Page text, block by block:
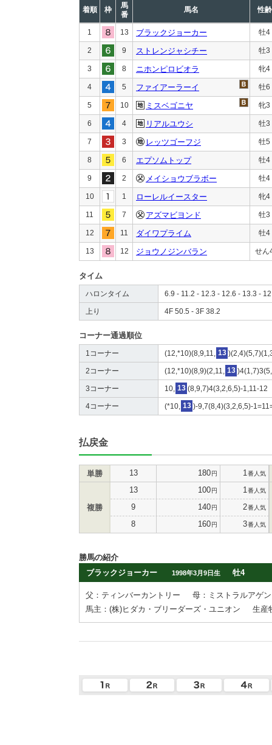
着順 枠
馬
番
馬名 性齢
1 13 ブラックジョーカー 牡4
2 9 ストレンジャシチー 牡3
3 8 ニホンピロビオラ 牝4
4 5 ファイアーラーイ 牡6
5 10 ミスベゴニヤ 牝3
6 4 リアルユウシ 牡3
7 3 レッツゴーフジ 牡5
8 6 エプソムトップ 牡4
9 2 メイショウブラボー 牡4
10 1 ローレルイースター 牝4
11 7 アズマビヨンド 牡3
12 11 ダイワプライム 牡4
13 12 ジョウノジンバラン せん
タイム
ハロンタイム 6.9 - 11.2 - 12.3 - 12.6 - 13.3 -
上り 4F 50.5 - 3F 38.2
コーナー通過順位
1コーナー (12,*10)(8,9,11, 13
2コーナー (12,*10)(8,9)(2,11, 13
3コーナー 10, 13 (8,9,7)4(3,2,6,5)-1,11-12
4コーナー (*10, 13 )-9,7(8,4)(3,2,6,5)-
払戻金
単勝 13 180円 1 番人気
複勝
13 100円 1 番人気
9 140円 2番人気
8 160円 3番人気
勝馬の紹介
ブラックジョーカー
1998年3月9日生 牡4
父：ティンバーカントリー
母：ミストラルアゲン
馬主：(株)ヒダカ・ブリーダーズ・ユニオン
生産